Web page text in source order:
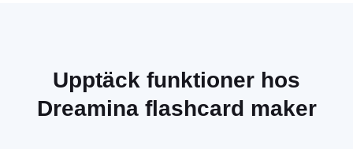
Upptäck funktioner hos
Dreamina flashcard maker